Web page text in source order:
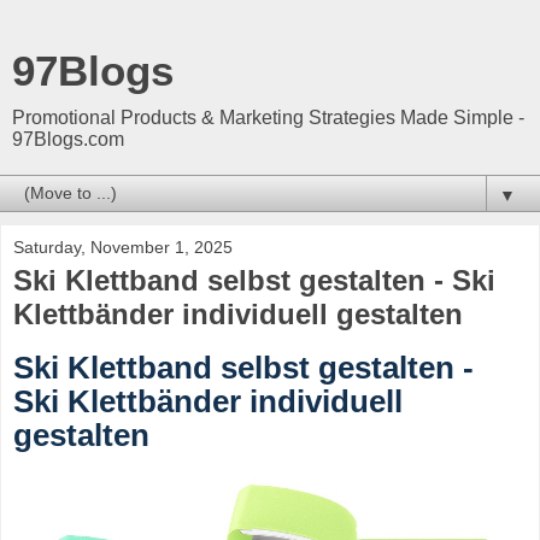
97Blogs
Promotional Products & Marketing Strategies Made Simple -
97Blogs.com
▼
Saturday, November 1, 2025
Ski Klettband selbst gestalten - Ski
Klettbänder individuell gestalten
Ski Klettband selbst gestalten -
Ski Klettbänder individuell
gestalten